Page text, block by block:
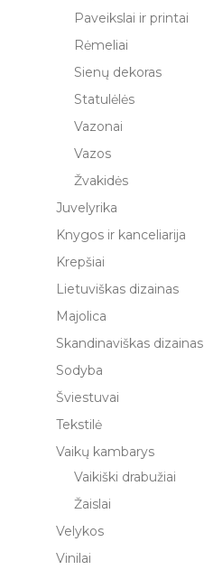
Paveikslai ir printai
Rėmeliai
Sienų dekoras
Statulėlės
Vazonai
Vazos
Žvakidės
Juvelyrika
Knygos ir kanceliarija
Krepšiai
Lietuviškas dizainas
Majolica
Skandinaviškas dizainas
Sodyba
Šviestuvai
Tekstilė
Vaikų kambarys
Vaikiški drabužiai
Žaislai
Velykos
Vinilai